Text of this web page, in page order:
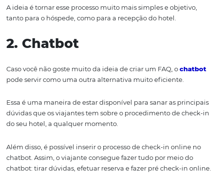
Como implementar o
check-in online no
hotel?
implementar o check-in online no seu hotel:
“Qual é o procedimento de check-in do hotel?” está